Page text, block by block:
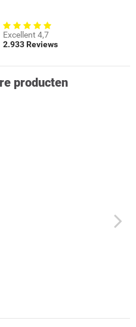
Excellent 4,7
2.933 Reviews
producten